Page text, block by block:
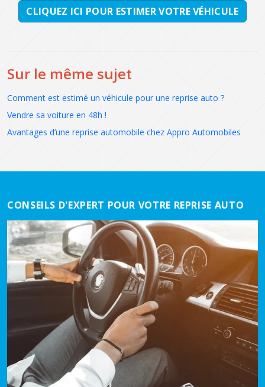
CLIQUEZ ICI POUR ESTIMER VOTRE VÉHICULE
Sur le même sujet
Comment est estimé un véhicule pour une reprise auto ?
Vendre sa voiture en 48h !
Avantages d’une reprise automobile chez Appro Automobiles
CONSEILS D'EXPERT POUR VOTRE REPRISE AUTO